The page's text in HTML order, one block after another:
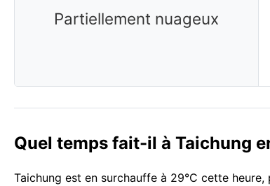
Partiellement nuageux
Quel temps fait-il à Taichung
Taichung est en surchauffe à 29°C cette